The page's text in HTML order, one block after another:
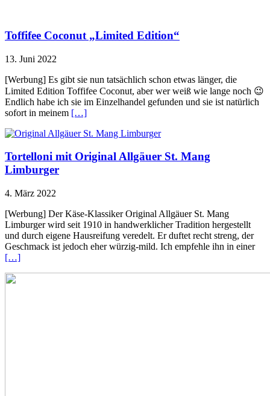
Toffifee Coconut „Limited Edition“
13. Juni 2022
[Werbung] Es gibt sie nun tatsächlich schon etwas länger, die
Limited Edition Toffifee Coconut, aber wer weiß wie lange noch 😉
Endlich habe ich sie im Einzelhandel gefunden und sie ist natürlich
sofort in meinem […]
Tortelloni mit Original Allgäuer St. Mang
Limburger
4. März 2022
[Werbung] Der Käse-Klassiker Original Allgäuer St. Mang
Limburger wird seit 1910 in handwerklicher Tradition hergestellt
und durch eigene Hausreifung veredelt. Er duftet recht streng, der
Geschmack ist jedoch eher würzig-mild. Ich empfehle ihn in einer
[…]